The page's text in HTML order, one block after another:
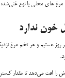
غنی‌شده با امگا ۳ مواد مغذی
افت می‌دهد تا مقدار